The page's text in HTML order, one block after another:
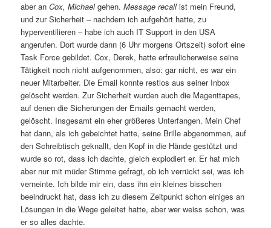
aber anCox, Michaelgehen.Message recallist mein Freund,
und zur Sicherheit – nachdem ich aufgehört hatte, zu
hyperventilieren – habe ich auch IT Support in den USA
angerufen. Dort wurde dann (6 Uhr morgens Ortszeit) sofort eine
Task Force gebildet. Cox, Derek, hatte erfreulicherweise seine
Tätigkeit noch nicht aufgenommen, also: gar nicht, es war ein
neuer Mitarbeiter. Die Email konnte restlos aus seiner Inbox
gelöscht werden. Zur Sicherheit wurden auch die Magenttapes,
auf denen die Sicherungen der Emails gemacht werden,
gelöscht. Insgesamt ein eher größeres Unterfangen. Mein Chef
hat dann, als ich gebeichtet hatte, seine Brille abgenommen, auf
den Schreibtisch geknallt, den Kopf in die Hände gestützt und
wurde so rot, dass ich dachte, gleich explodiert er. Er hat mich
aber nur mit müder Stimme gefragt, ob ich verrückt sei, was ich
verneinte. Ich bilde mir ein, dass ihn ein kleines bisschen
beeindruckt hat, dass ich zu diesem Zeitpunkt schon einiges an
Lösungen in die Wege geleitet hatte, aber wer weiss schon, was
er so alles dachte.